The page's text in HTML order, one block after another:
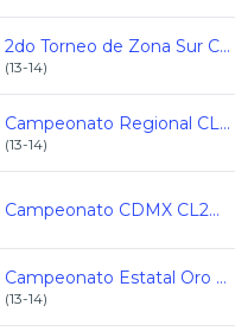
2do Torneo de Zona Sur CL2026
(13-14)
Campeonato Regional CL 2026
(13-14)
Campeonato CDMX CL2026
Campeonato Estatal Oro Juvenil C.L. 2025-2026
(13-14)